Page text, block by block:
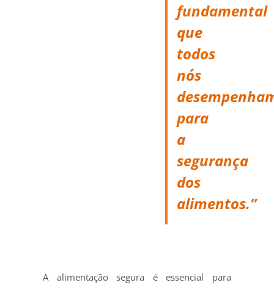
fundamental
que
todos
nós
para
a
segurança
dos
alimentos.”
A alimentação segura é essencial para